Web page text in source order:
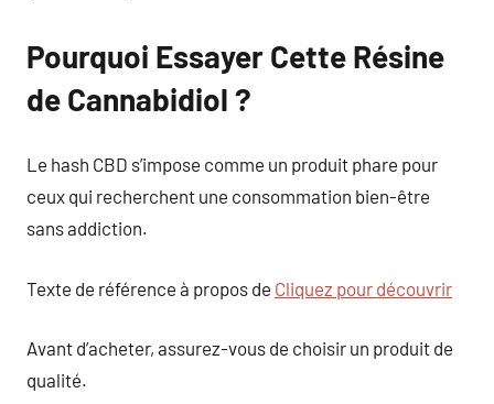
Pourquoi Essayer Cette Résine
de Cannabidiol ?
Le hash CBD s’impose comme un produit phare pour
ceux qui recherchent une consommation bien-être
sans addiction.
Texte de référence à propos de Cliquez pour découvrir
Avant d’acheter, assurez-vous de choisir un produit de
qualité.